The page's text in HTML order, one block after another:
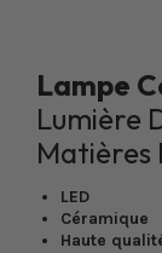
Lampe
Lumière
Matières
LED
Céramique
Haute